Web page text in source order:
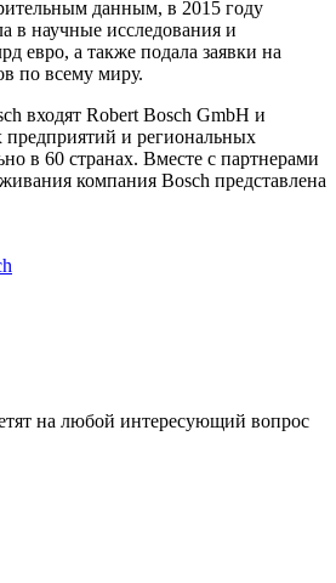
данным, в 2015 году
в научные исследования и
евро, а также подала заявки на
по всему миру.
входят Robert Bosch GmbH и
и региональных
в 60 странах. Вместе с партнерами
компания Bosch представлена
на любой интересующий вопрос